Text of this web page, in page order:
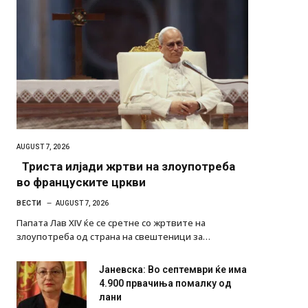
AUGUST 7, 2026
Триста илјади жртви на злоупотреба
во француските цркви
ВЕСТИ AUGUST 7, 2026
Папата Лав XIV ќе се сретне со жртвите на
злоупотреба од страна на свештеници за…
Јаневска: Во септември ќе има
4.900 првачиња помалку од
лани